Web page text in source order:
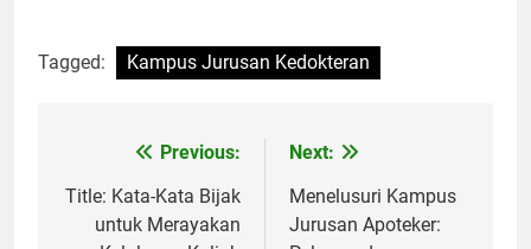
Tagged: Kampus Jurusan Kedokteran
navigation
Previous:
Title: Kata-Kata Bijak
untuk Merayakan
Next:
Menelusuri Kampus
Jurusan Apoteker: